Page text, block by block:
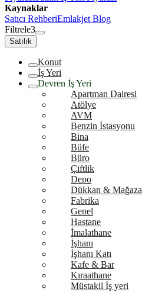
Kaynaklar
Satıcı RehberiEmlakjet Blog
Filtrele3
Satılık
Konut
İş Yeri
Devren İş Yeri
Apartman Dairesi
Atölye
AVM
Benzin İstasyonu
Bina
Büfe
Büro
Çiftlik
Depo
Dükkan & Mağaza
Fabrika
Genel
Hastane
İmalathane
İşhanı
İşhanı Katı
Kafe & Bar
Kıraathane
Müstakil İş yeri